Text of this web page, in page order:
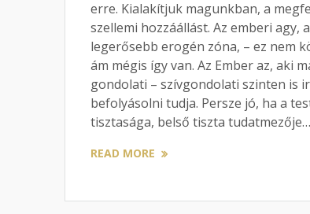
erre. Kialakítjuk magunkban, a
szellemi hozzáállást. Az emberi agy, a
legerősebb erogén zóna, – ez nem
ám mégis így van. Az Ember az, aki
gondolati – szívgondolati szinten is
befolyásolni tudja. Persze jó, ha a
tisztasága, belső tiszta tudatmezője…
READ MORE